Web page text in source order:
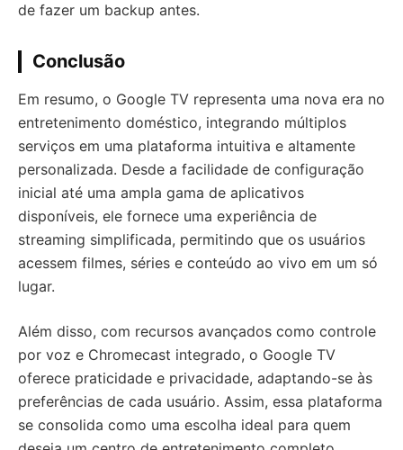
de fazer um backup antes.
Conclusão
Em resumo, o Google TV representa uma nova era no
entretenimento doméstico, integrando múltiplos
serviços em uma plataforma intuitiva e altamente
personalizada. Desde a facilidade de configuração
inicial até uma ampla gama de aplicativos
disponíveis, ele fornece uma experiência de
streaming simplificada, permitindo que os usuários
acessem filmes, séries e conteúdo ao vivo em um só
lugar.
Além disso, com recursos avançados como controle
por voz e Chromecast integrado, o Google TV
oferece praticidade e privacidade, adaptando-se às
preferências de cada usuário. Assim, essa plataforma
se consolida como uma escolha ideal para quem